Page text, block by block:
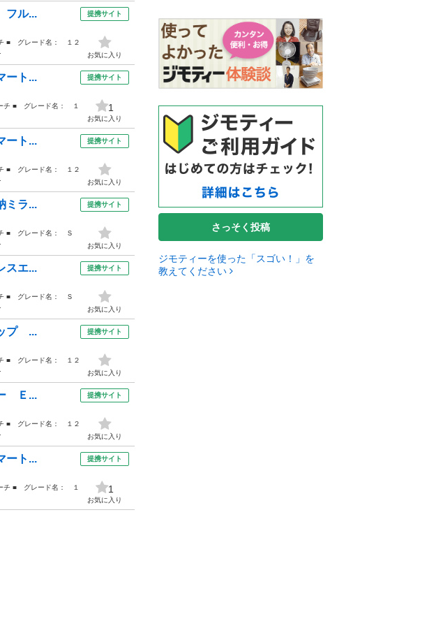
フル...
■ グレード名： １２
提携サイト
お気に入り
ート...
■ グレード名： １
提携サイト
1
お気に入り
ート...
■ グレード名： １２
提携サイト
お気に入り
ミラ...
■ グレード名： Ｓ
提携サイト
お気に入り
スエ...
■ グレード名： Ｓ
提携サイト
お気に入り
プ ...
■ グレード名： １２
提携サイト
お気に入り
Ｅ...
■ グレード名： １２
提携サイト
お気に入り
ート...
■ グレード名： １
提携サイト
1
お気に入り
さっそく投稿
ジモティーを使った「スゴい！」を
教えてください